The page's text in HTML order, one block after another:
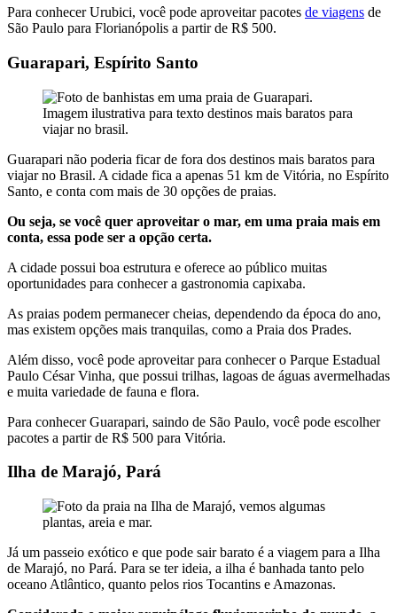
Para conhecer Urubici, você pode aproveitar pacotes de viagens de
São Paulo para Florianópolis a partir de R$ 500.
Guarapari, Espírito Santo
Guarapari não poderia ficar de fora dos destinos mais baratos para
viajar no Brasil. A cidade fica a apenas 51 km de Vitória, no Espírito
Santo, e conta com mais de 30 opções de praias.
Ou seja, se você quer aproveitar o mar, em uma praia mais em
conta, essa pode ser a opção certa.
A cidade possui boa estrutura e oferece ao público muitas
oportunidades para conhecer a gastronomia capixaba.
As praias podem permanecer cheias, dependendo da época do ano,
mas existem opções mais tranquilas, como a Praia dos Prades.
Além disso, você pode aproveitar para conhecer o Parque Estadual
Paulo César Vinha, que possui trilhas, lagoas de águas avermelhadas
e muita variedade de fauna e flora.
Para conhecer Guarapari, saindo de São Paulo, você pode escolher
pacotes a partir de R$ 500 para Vitória.
Ilha de Marajó, Pará
Já um passeio exótico e que pode sair barato é a viagem para a Ilha
de Marajó, no Pará. Para se ter ideia, a ilha é banhada tanto pelo
oceano Atlântico, quanto pelos rios Tocantins e Amazonas.